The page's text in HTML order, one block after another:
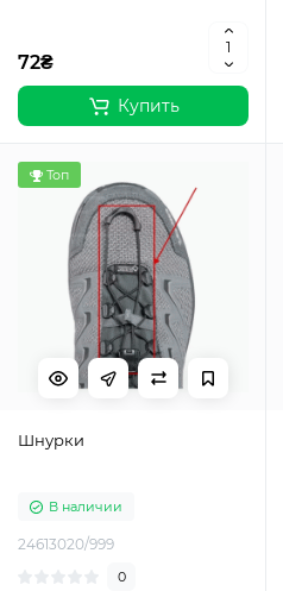
72₴
Купить
Топ
Шнурки
В наличии
24613020/999
0